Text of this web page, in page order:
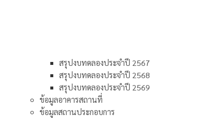
สรุปงบทดลองประจำปี 2567
สรุปงบทดลองประจำปี 2568
สรุปงบทดลองประจำปี 2569
ข้อมูลอาคารสถานที่
ข้อมูลสถานประกอบการ